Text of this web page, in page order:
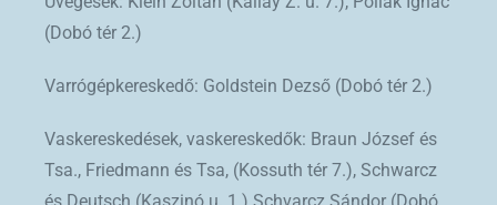
(Dobó tér 2.)
Varrógépkereskedő: Goldstein Dezső (Dobó tér 2.)
Vaskereskedések, vaskereskedők: Braun József és
Tsa., Friedmann és Tsa, (Kossuth tér 7.), Schwarcz